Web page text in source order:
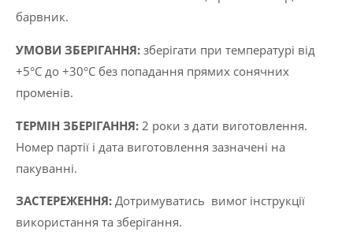
барвник.
УМОВИ ЗБЕРІГАННЯ: зберігати при температурі від
+5°C до +30°C без попадання прямих сонячних
променів.
ТЕРМІН ЗБЕРІГАННЯ: 2 роки з дати виготовлення.
Номер партії і дата виготовлення зазначені на
пакуванні.
ЗАСТЕРЕЖЕННЯ: Дотримуватись вимог інструкції
використання та зберігання.